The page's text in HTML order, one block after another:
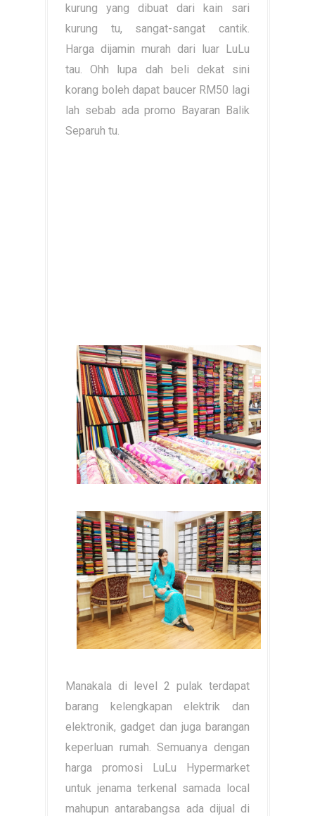
kurung yang dibuat dari kain sari
kurung tu, sangat-sangat cantik.
Harga dijamin murah dari luar LuLu
tau. Ohh lupa dah beli dekat sini
korang boleh dapat baucer RM50 lagi
lah sebab ada promo Bayaran Balik
Separuh tu.
Manakala di level 2 pulak terdapat
barang kelengkapan elektrik dan
elektronik, gadget dan juga barangan
keperluan rumah. Semuanya dengan
harga promosi LuLu Hypermarket
untuk jenama terkenal samada local
mahupun antarabangsa ada dijual di